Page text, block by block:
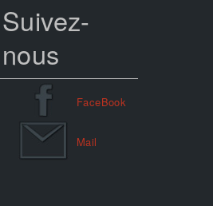
Suivez-
nous
FaceBook
Mail